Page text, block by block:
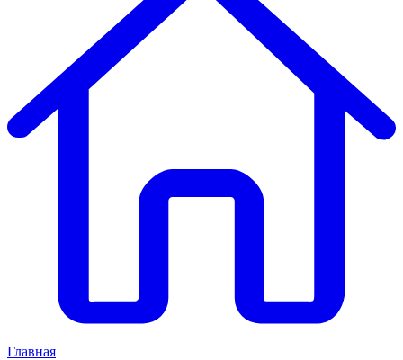
Главная